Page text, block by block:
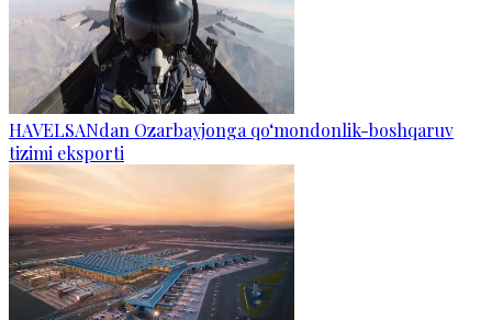
HAVELSANdan Ozarbayjonga qo‘mondonlik-boshqaruv
tizimi eksporti